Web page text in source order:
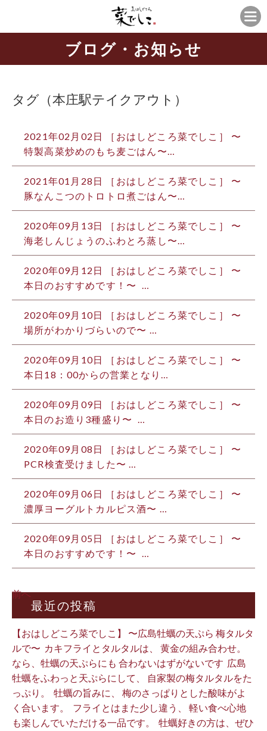
ブログ・お知らせ
タグ（本庄駅テイクアウト）
2021年02月02日 ［おはしどころ菜でしこ］ 〜
特製高菜炒めのもち麦ごはん〜 …
2021年01月28日 ［おはしどころ菜でしこ］ 〜
豚なんこつのトロトロ煮ごはん〜…
2020年09月13日 ［おはしどころ菜でしこ］ 〜
海老しんじょうのふわとろ蒸し〜…
2020年09月12日 ［おはしどころ菜でしこ］ 〜
本日のおすすめです！〜 …
2020年09月10日 ［おはしどころ菜でしこ］ 〜
場所がわかりづらいので〜 …
2020年09月10日 ［おはしどころ菜でしこ］ 〜
本日18：00からの営業となり…
2020年09月09日 ［おはしどころ菜でしこ］ 〜
本日のお造り3種盛り〜 …
2020年09月08日 ［おはしどころ菜でしこ］ 〜
PCR検査受けました️〜 …
2020年09月06日 ［おはしどころ菜でしこ］ 〜
濃厚ヨーグルトカルピス酒〜 …
2020年09月05日 ［おはしどころ菜でしこ］ 〜
本日のおすすめです！〜 …
前へ
最近の投稿
【おはしどころ菜でしこ】 〜広島牡蠣の天ぷら 梅タルタ
ルで〜 ⁡ カキフライとタルタルは、 黄金の組み合わせ。 ⁡
なら、牡蠣の天ぷらにも 合わないはずがないです ⁡ 広島
牡蠣をふわっと天ぷらにして、 自家製の梅タルタルをた
っぷり。 ⁡ 牡蠣の旨みに、 梅のさっぱりとした酸味がよ
く合います。 ⁡ フライとはまた少し違う、 軽い食べ心地
も楽しんでいただける一品です。 ⁡ 牡蠣好きの方は、ぜひ